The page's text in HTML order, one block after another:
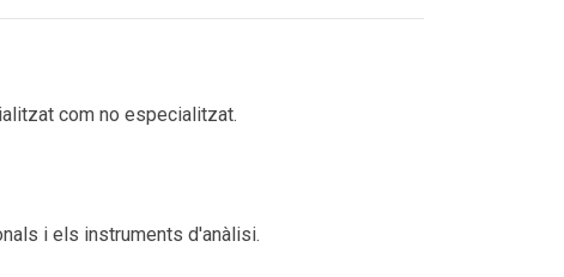
com no especialitzat.
i els instruments d'anàlisi.